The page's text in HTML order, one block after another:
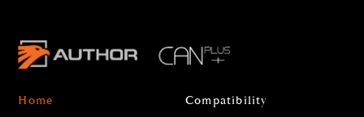
Home
Compatibility